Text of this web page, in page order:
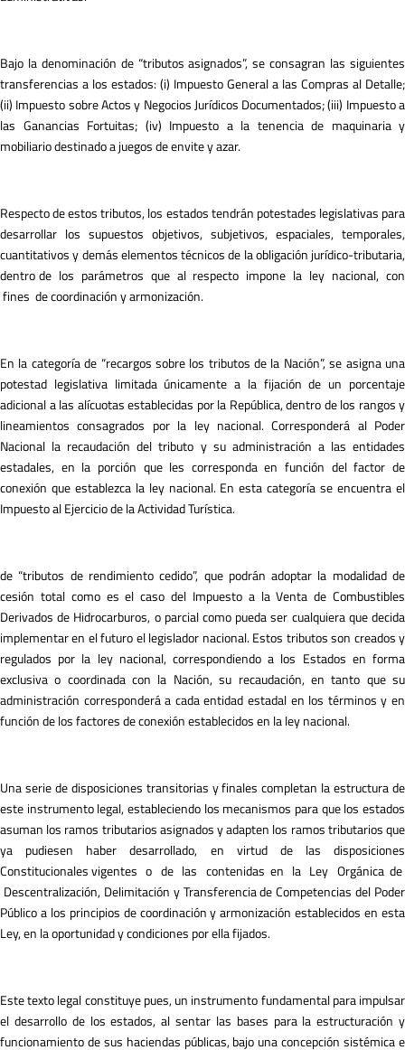
Bajo la denominación de “tributos asignados”, se consagran las siguientes
transferencias a los estados: (i) Impuesto General a las Compras al Detalle;
(ii) Impuesto sobre Actos y Negocios Jurídicos Documentados; (iii) Impuesto a
las Ganancias Fortuitas; (iv) Impuesto a la tenencia de maquinaria y
mobiliario destinado a juegos de envite y azar.
Respecto de estos tributos, los estados tendrán potestades legislativas para
desarrollar los supuestos objetivos, subjetivos, espaciales, temporales,
cuantitativos y demás elementos técnicos de la obligación jurídico-tributaria,
dentro de los parámetros que al respecto impone la ley nacional, con
fines de coordinación y armonización.
En la categoría de “recargos sobre los tributos de la Nación”, se asigna una
potestad legislativa limitada únicamente a la fijación de un porcentaje
adicional a las alícuotas establecidas por la República, dentro de los rangos y
lineamientos consagrados por la ley nacional. Corresponderá al Poder
Nacional la recaudación del tributo y su administración a las entidades
estadales, en la porción que les corresponda en función del factor de
conexión que establezca la ley nacional. En esta categoría se encuentra el
Impuesto al Ejercicio de la Actividad Turística.
de “tributos de rendimiento cedido”, que podrán adoptar la modalidad de
cesión total como es el caso del Impuesto a la Venta de Combustibles
Derivados de Hidrocarburos, o parcial como pueda ser cualquiera que decida
implementar en el futuro el legislador nacional. Estos tributos son creados y
regulados por la ley nacional, correspondiendo a los Estados en forma
exclusiva o coordinada con la Nación, su recaudación, en tanto que su
administración corresponderá a cada entidad estadal en los términos y en
función de los factores de conexión establecidos en la ley nacional.
Una serie de disposiciones transitorias y finales completan la estructura de
este instrumento legal, estableciendo los mecanismos para que los estados
asuman los ramos tributarios asignados y adapten los ramos tributarios que
ya pudiesen haber desarrollado, en virtud de las disposiciones
Constitucionales vigentes o de las contenidas en la Ley Orgánica de
Descentralización, Delimitación y Transferencia de Competencias del Poder
Público a los principios de coordinación y armonización establecidos en esta
Ley, en la oportunidad y condiciones por ella fijados.
Este texto legal constituye pues, un instrumento fundamental para impulsar
el desarrollo de los estados, al sentar las bases para la estructuración y
funcionamiento de sus haciendas públicas, bajo una concepción sistémica e